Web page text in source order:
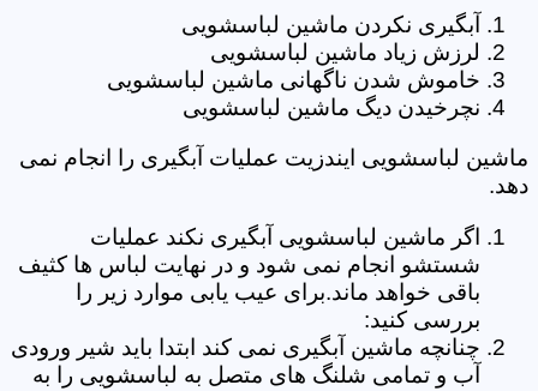
آبگیری نکردن ماشین لباسشویی
لرزش زیاد ماشین لباسشویی
خاموش شدن ناگهانی ماشین لباسشویی
نچرخیدن دیگ ماشین لباسشویی
ماشین لباسشویی ایندزیت عملیات آبگیری را انجام نمی
دهد.
اگر ماشین لباسشویی آبگیری نکند عملیات
شستشو انجام نمی شود و در نهایت لباس ها کثیف
باقی خواهد ماند.برای عیب یابی موارد زیر را
بررسی کنید:
چنانچه ماشین آبگیری نمی کند ابتدا باید شیر ورودی
آب و تمامی شلنگ های متصل به لباسشویی را به